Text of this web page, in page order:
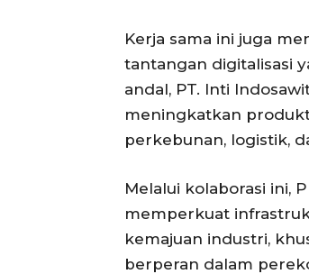
Kerja sama ini juga
tantangan digitalisasi
andal, PT. Inti
meningkatkan
perkebunan, logistik,
Melalui kolaborasi ini,
memperkuat
kemajuan industri,
berperan dalam